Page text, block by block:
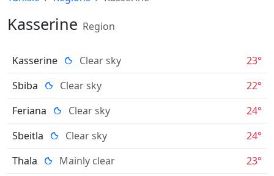
Kasserine Region
Kasserine Clear sky
23°
Sbiba
Clear sky
22°
Feriana
Clear sky
24°
Sbeitla
Clear sky
24°
Thala
Mainly clear 23°